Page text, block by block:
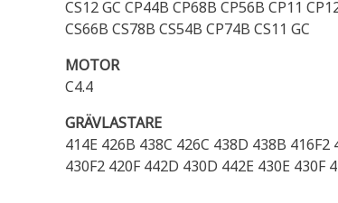
CS12 GC CP44B CP68B CP56B CP11
CS66B CS78B CS54B CP74B CS11 GC
MOTOR
C4.4
GRÄVLASTARE
414E 426B 438C 426C 438D 438B
430F2 420F 442D 430D 442E 430E 430F